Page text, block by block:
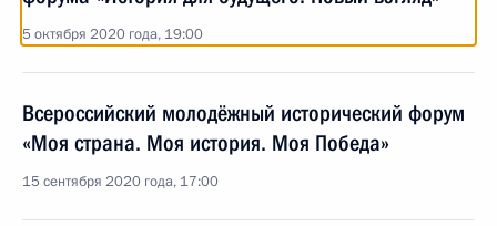
5 октября 2020 года, 19:00
Всероссийский молодёжный исторический форум
«Моя страна. Моя история. Моя Победа»
15 сентября 2020 года, 17:00